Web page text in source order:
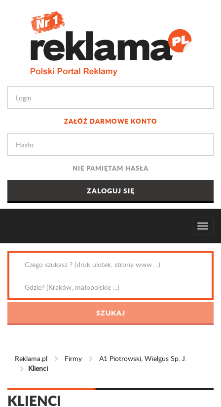
ZAŁÓŻ DARMOWE KONTO
NIE PAMIĘTAM HASŁA
Reklama.pl Firmy
A1 Piotrowski, Wielgus Sp. J.
Klienci
KLIENCI